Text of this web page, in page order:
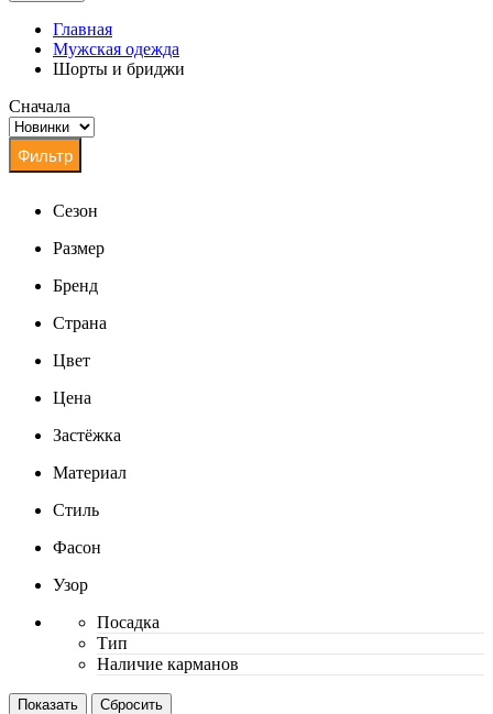
Главная
Мужская одежда
Шорты и бриджи
Сначала
Сезон
Размер
Бренд
Страна
Цвет
Цена
Застёжка
Материал
Стиль
Фасон
Узор
Посадка
Тип
Наличие карманов